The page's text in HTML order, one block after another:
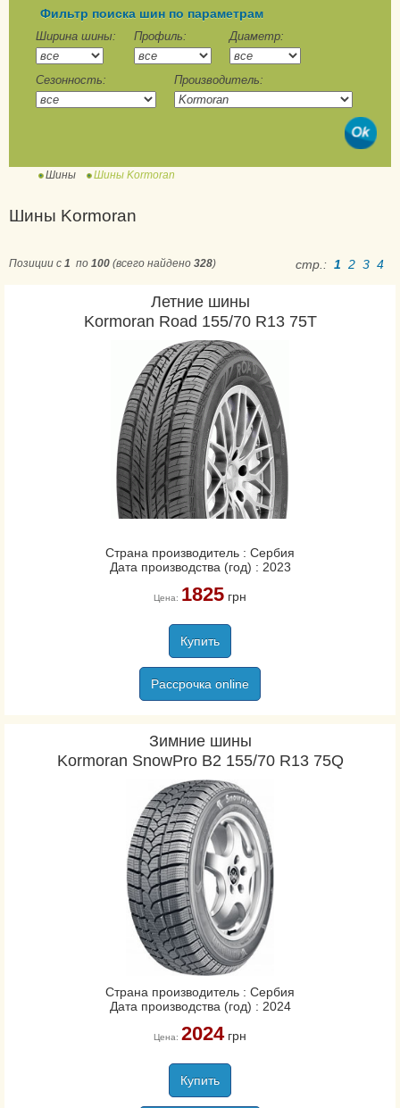
Snow
SnowPro
SnowPro B2
Stud 2
SUV Snow
Ultra High Performance
Фильтр поиска шин по параметрам
Ширина шины: Профиль: Диаметр:
Сезонность: Производитель:
Шины Шины Kormoran
Шины Kormoran
Позиции с 1 по 100 (всего найдено 328) стр.: 1 2 3 4
Летние шины
Kormoran Road 155/70 R13 75T
Страна производитель : Сербия
Дата производства (год) : 2023
Цена: 1825грн
Купить
Рассрочка online
Зимние шины
Kormoran SnowPro B2 155/70 R13 75Q
Страна производитель : Сербия
Дата производства (год) : 2024
Цена: 2024грн
Купить